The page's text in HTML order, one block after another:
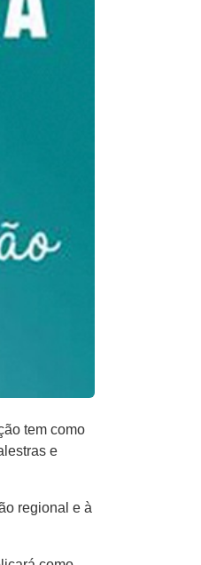
tem como
e
regional e à